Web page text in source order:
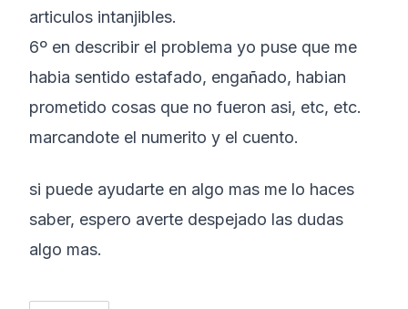
articulos intanjibles.
6º en describir el problema yo puse que me
habia sentido estafado, engañado, habian
prometido cosas que no fueron asi, etc, etc.
marcandote el numerito y el cuento.
si puede ayudarte en algo mas me lo haces
saber, espero averte despejado las dudas
algo mas.